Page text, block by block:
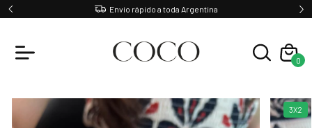
Envio rápido a toda Argentina
0
3X2